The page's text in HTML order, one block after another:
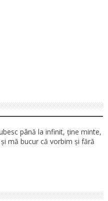
până la infinit, ține minte,
mă bucur că vorbim și fără